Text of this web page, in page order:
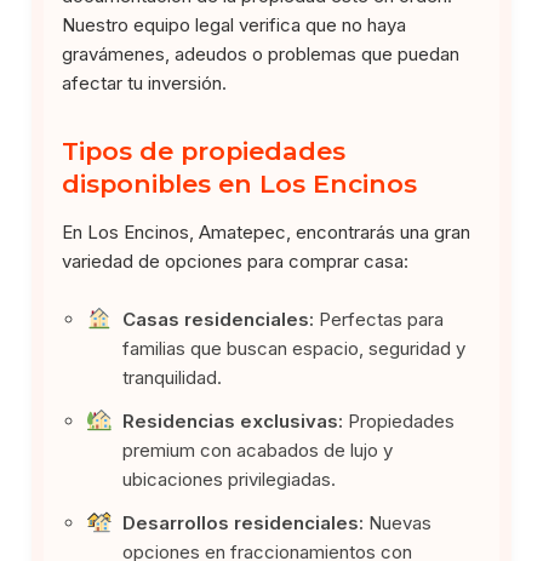
Nuestro equipo legal verifica que no haya
gravámenes, adeudos o problemas que puedan
afectar tu inversión.
Tipos de propiedades
disponibles en Los Encinos
En Los Encinos, Amatepec, encontrarás una gran
variedad de opciones para comprar casa:
Casas residenciales: Perfectas para
familias que buscan espacio, seguridad y
tranquilidad.
Residencias exclusivas: Propiedades
premium con acabados de lujo y
ubicaciones privilegiadas.
Desarrollos residenciales: Nuevas
opciones en fraccionamientos con